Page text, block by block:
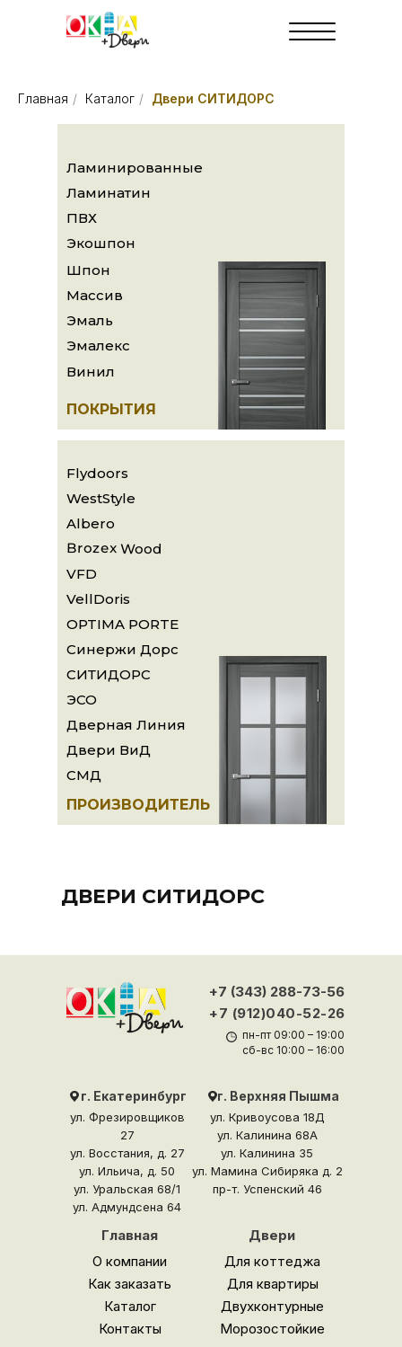
Главная / Каталог / Двери СИТИДОРС
ПОКРЫТИЯ
ПРОИЗВОДИТЕЛЬ
Ламинированные
Ламинатин
ПВХ
Экошпон
Flydoors
WestStyle
Albero
Brozex Wood
VFD
VellDoris
Шпон
Массив
Эмаль
Эмалекс
Винил
OPTIMA PORTE
Синержи Дорс
СИТИДОРС
ЭСО
Дверная Линия
Двери ВиД
СМД
ДВЕРИ СИТИДОРС
г. Верхняя Пышма
+7 (343) 288-73-56
+7 (912)040-52-26
ул. Кривоусова 18Д
ул. Калинина 68А
ул. Калинина 35
ул. Мамина Сибиряка д. 2
пр-т. Успенский 46
сб-вс 10:00 – 16:00
пн-пт 09:00 – 19:00
Контакты
Каталог
О компании
г. Екатеринбург
ул. Фрезировщиков
27
ул. Восстания, д. 27
ул. Ильича, д. 50
ул. Уральская 68/1
ул. Адмундсена 64
Главная
Как заказать
Двери
Для квартиры
Для коттеджа
Двухконтурные
Морозостойкие